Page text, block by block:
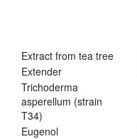
Extract from tea tree
Extender
Trichoderma
asperellum (strain
T34)
Eugenol